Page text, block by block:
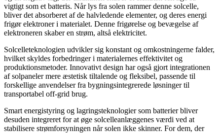
vigtigt som et batteris. Når lys fra solen rammer denne solcelle,
bliver det absorberet af de halvledende elementer, og deres energi
frigør elektroner i materialet. Denne frigørelse og bevægelse af
elektroneren skaber en strøm, altså elektricitet.
Solcelleteknologien udvikler sig konstant og omkostningerne falder,
hvilket skyldes forbedringer i materialernes effektivitet og
produktionsmetoder. Innovativt design har også gjort integrationen
af solpaneler mere æstetisk tiltalende og fleksibel, passende til
forskellige anvendelser fra bygningsintegrerede løsninger til
transportabel off-grid brug.
Smart energistyring og lagringsteknologier som batterier bliver
desuden integreret for at øge solcelleanlæggenes værdi ved at
stabilisere strømforsyningen når solen ikke skinner. For dem, der